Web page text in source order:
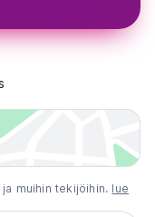
muihin tekijöihin. lue